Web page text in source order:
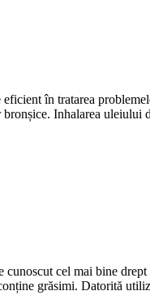
eficient în tratarea
Inhalarea
cel mai bine
grăsimi. Datorită